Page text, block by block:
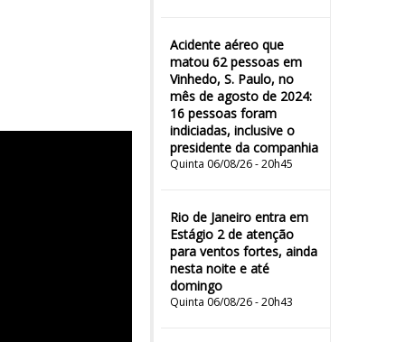
Acidente aéreo que
matou 62 pessoas em
Vinhedo, S. Paulo, no
mês de agosto de 2024:
16 pessoas foram
indiciadas, inclusive o
presidente da companhia
Quinta 06/08/26 - 20h45
Rio de Janeiro entra em
Estágio 2 de atenção
para ventos fortes, ainda
nesta noite e até
domingo
Quinta 06/08/26 - 20h43